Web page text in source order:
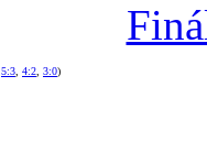
5:3, 4:2, 3:0)